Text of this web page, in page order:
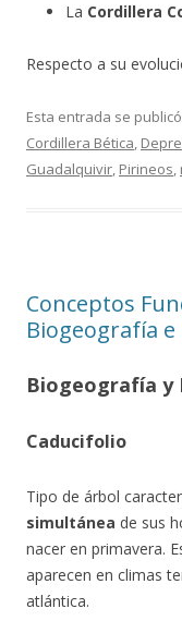
La Cordillera
Respecto a su
Esta entrada se
Cordillera Bética,
Guadalquivir, Pirineos,
Conceptos
Biogeografía
Biogeografía y
Caducifolio
Tipo de árbol
simultánea de sus
nacer en primavera.
aparecen en climas
atlántica.